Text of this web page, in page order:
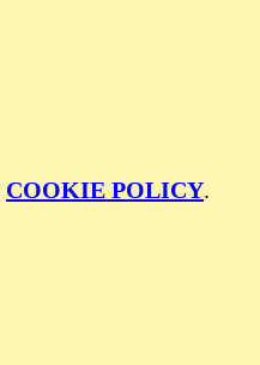
COOKIE POLICY.